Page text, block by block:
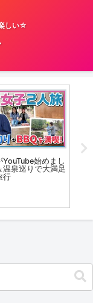
しい☆
YouTube始めまし
温泉巡りで大満足
行